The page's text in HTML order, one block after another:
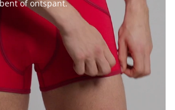
of ontspant.